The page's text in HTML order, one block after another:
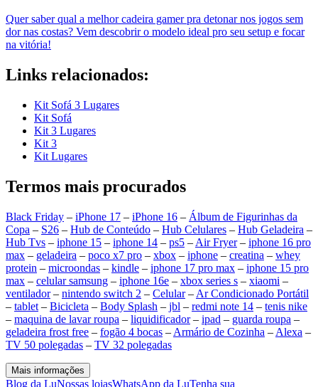
Quer saber qual a melhor cadeira gamer pra detonar nos jogos sem
dor nas costas? Vem descobrir o modelo ideal pro seu setup e focar
na vitória!
Links relacionados:
Kit Sofá 3 Lugares
Kit Sofá
Kit 3 Lugares
Kit 3
Kit Lugares
Termos mais procurados
Black Friday – iPhone 17 – iPhone 16 – Álbum de Figurinhas da
Copa – S26 – Hub de Conteúdo – Hub Celulares – Hub Geladeira –
Hub Tvs – iphone 15 – iphone 14 – ps5 – Air Fryer– iphone 16 pro
max – geladeira – poco x7 pro – xbox – iphone – creatina – whey
protein – microondas – kindle – iphone 17 pro max – iphone 15 pro
max – celular samsung – iphone 16e – xbox series s – xiaomi –
ventilador– nintendo switch 2 – Celular– Ar Condicionado Portátil
– tablet – Bicicleta – Body Splash – jbl – redmi note 14 – tenis nike
– maquina de lavar roupa – liquidificador– ipad – guarda roupa –
geladeira frost free – fogão 4 bocas – Armário de Cozinha – Alexa –
TV 50 polegadas – TV 32 polegadas
Mais informações
Blog da LuNossas lojasWhatsApp da LuTenha sua